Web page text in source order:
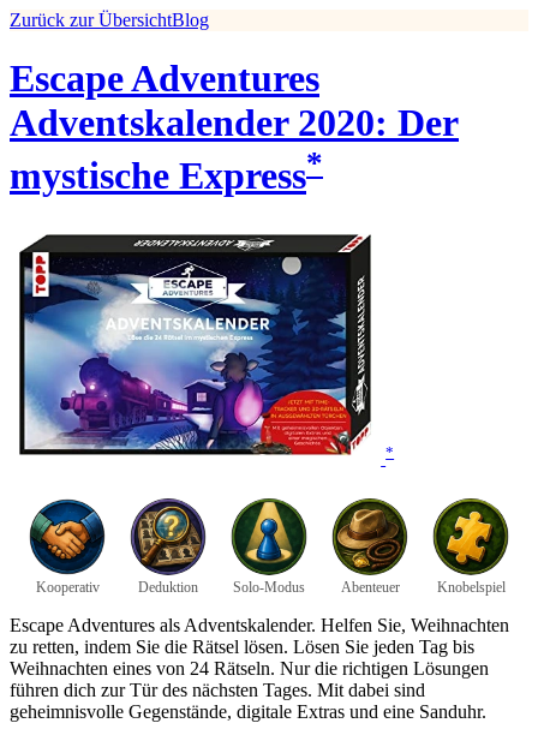
Zurück zur ÜbersichtBlog
Escape Adventures
Adventskalender 2020: Der
mystische Express*
*
Kooperativ Deduktion Solo-Modus Abenteuer Knobelspiel
Escape Adventures als Adventskalender. Helfen Sie, Weihnachten
zu retten, indem Sie die Rätsel lösen. Lösen Sie jeden Tag bis
Weihnachten eines von 24 Rätseln. Nur die richtigen Lösungen
führen dich zur Tür des nächsten Tages. Mit dabei sind
geheimnisvolle Gegenstände, digitale Extras und eine Sanduhr.